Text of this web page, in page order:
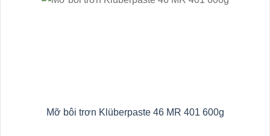
Mỡ bôi trơn Klüberpaste 46 MR 401 600g